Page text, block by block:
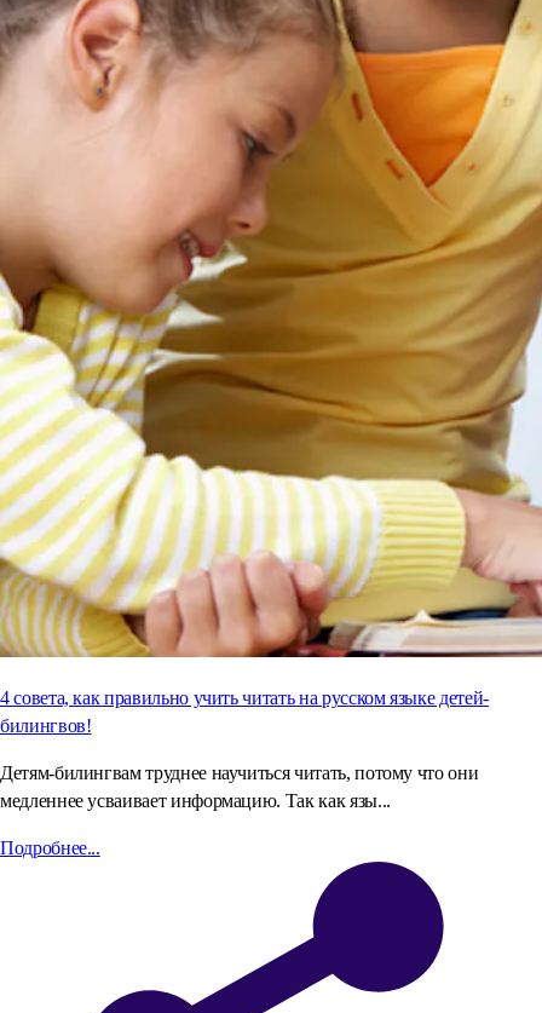
4 совета, как правильно учить читать на русском языке детей-
билингвов!
Детям-билингвам труднее научиться читать, потому что они
медленнее усваивает информацию. Так как язы...
Подробнее...